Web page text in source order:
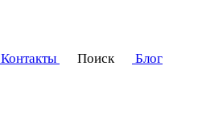
Контакты Поиск
Блог